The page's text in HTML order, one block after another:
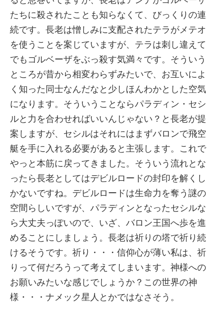
たちに殺されたことも知らなくて、びっくりの連
続です。長老は憎しみに支配されたテラがメテオ
を使うことを案じていますが、テラは刺し違えて
でもゴルベーザをぶっ殺す気満々です。そういう
ところが昔から相変わらずみたいで、お互いによ
く知った同士なんだなと少しほんわかとした空気
になります。そういうことならパラディン・セシ
ルと力を合わせればいいんじゃない？と長老が提
案しますが、セシルはそれにはまずバロンで飛空
艇を手に入れる必要があると主張します。これで
やっと本筋に戻ってきました。そういう流れとな
ったら長老としてはデビルロードの封印を解くし
かないですね。デビルロードは生命力を奪う謎の
空間らしいですが、パラディンとなったセシルな
ら大丈夫っぽいので、いざ、バロン王国へ歩を進
めることにしましょう。長老は祈りの塔で祈り続
けるそうです。祈り・・・信仰心が薄い私は、祈
りって何だろうって考えてしまいます。神様への
お願いみたいな感じでしょうか？この世界の神
様・・・ナメック星人とかではなさそう。